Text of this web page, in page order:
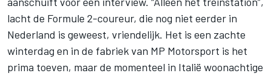
lacht de Formule 2-coureur, die nog niet eerder in
Nederland is geweest, vriendelijk. Het is een zachte
winterdag en in de fabriek van MP Motorsport is het
prima toeven, maar de momenteel in Italië woonachtige